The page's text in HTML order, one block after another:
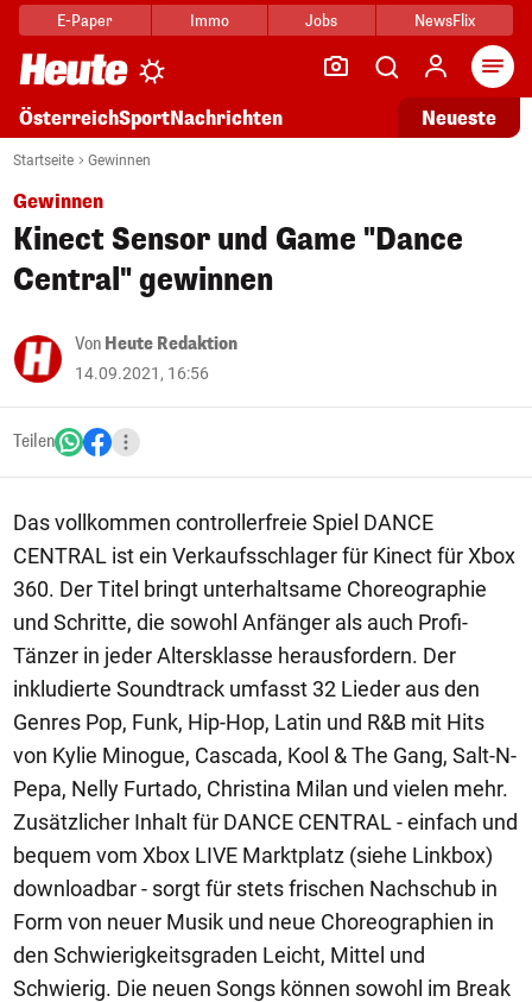
E-Paper Immo Jobs NewsFlix
ÖsterreichSportNachrichten Neueste
Startseite Gewinnen
Gewinnen
Kinect Sensor und Game "Dance
Central" gewinnen
Von Heute Redaktion
14.09.2021, 16:56
Teilen
Das vollkommen controllerfreie Spiel DANCE
CENTRAL ist ein Verkaufsschlager für Kinect für Xbox
360. Der Titel bringt unterhaltsame Choreographie
und Schritte, die sowohl Anfänger als auch Profi-
Tänzer in jeder Altersklasse herausfordern. Der
inkludierte Soundtrack umfasst 32 Lieder aus den
Genres Pop, Funk, Hip-Hop, Latin und R&B mit Hits
von Kylie Minogue, Cascada, Kool & The Gang, Salt-N-
Pepa, Nelly Furtado, Christina Milan und vielen mehr.
Zusätzlicher Inhalt für DANCE CENTRAL - einfach und
bequem vom Xbox LIVE Marktplatz (siehe Linkbox)
downloadbar - sorgt für stets frischen Nachschub in
Form von neuer Musik und neue Choreographien in
den Schwierigkeitsgraden Leicht, Mittel und
Schwierig. Die neuen Songs können sowohl im Break